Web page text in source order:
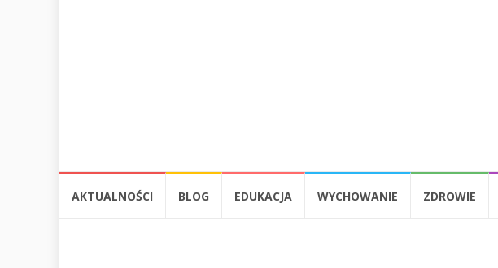
AKTUALNOŚCI BLOG EDUKACJA WYCHOWANIE ZDROWIE